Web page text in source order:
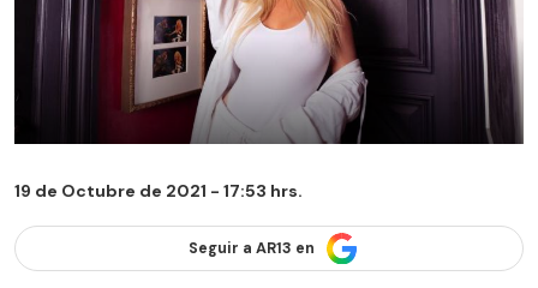
19 de Octubre de 2021 - 17:53 hrs.
Seguir a AR13 en